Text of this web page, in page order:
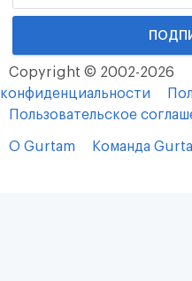
Copyright © 2002-2026
конфиденциальности
Пользовательское
О Gurtam Команда